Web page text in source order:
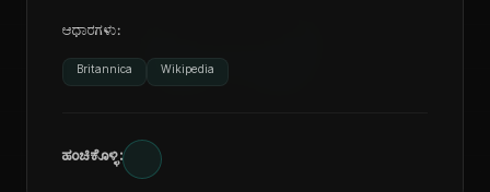
ಆಧಾರಗಳು:
Britannica Wikipedia
ಹಂಚಿಕೊಳ್ಳಿ: